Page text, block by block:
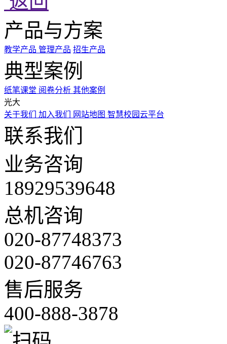
产品与方案
教学产品 管理产品 招生产品
典型案例
纸笔课堂 阅卷分析 其他案例
光大
关于我们 加入我们 网站地图 智慧校园云平台
联系我们
业务咨询
18929539648
总机咨询
020-87748373
020-87746763
售后服务
400-888-3878